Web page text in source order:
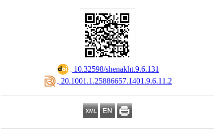
‎ 10.32598/shenakht.9.6.131
‎ 20.1001.1.25886657.1401.9.6.11.2